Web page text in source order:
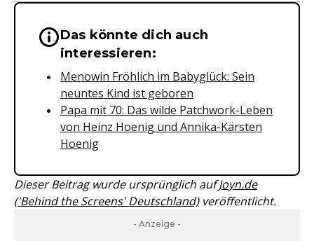
Wichtige Hinweise &
Das könnte dich auch
interessieren:
Menowin Fröhlich im Babyglück: Sein
neuntes Kind ist geboren
Papa mit 70: Das wilde Patchwork-Leben
von Heinz Hoenig und Annika-Kärsten
Hoenig
Dieser Beitrag wurde ursprünglich aufJoyn.de
('Behind the Screens' Deutschland)veröffentlicht.
- Anzeige -